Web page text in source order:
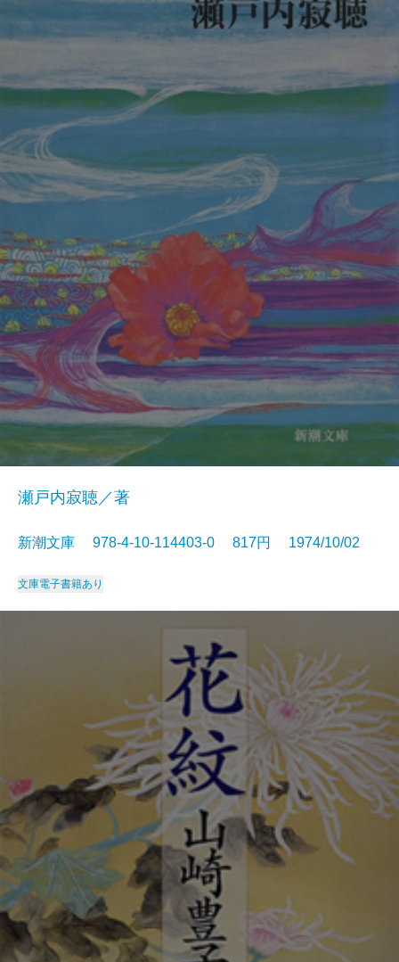
瀬戸内寂聴／著
新潮文庫 978-4-10-114403-0 817円 1974/10/02
文庫電子書籍あり